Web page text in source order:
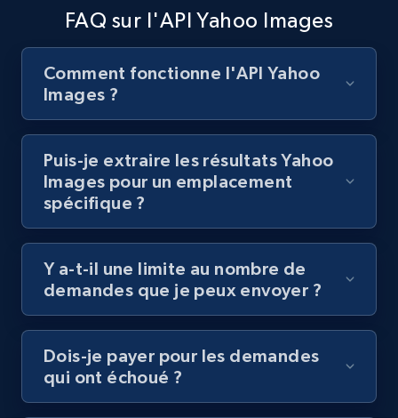
FAQ sur l'API Yahoo Images
Comment fonctionne l'API Yahoo
Images ?
Puis-je extraire les résultats Yahoo
Images pour un emplacement
spécifique ?
Y a-t-il une limite au nombre de
demandes que je peux envoyer ?
Dois-je payer pour les demandes
qui ont échoué ?